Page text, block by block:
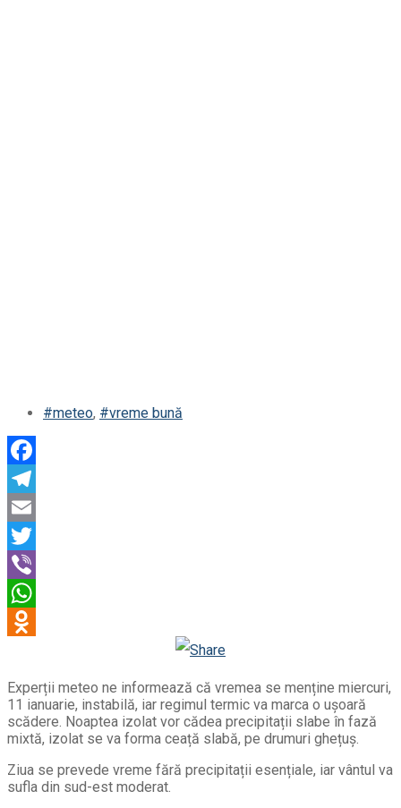
#meteo, #vreme bună
Odnoklassniki
Experții meteo ne informează că vremea se menține miercuri,
11 ianuarie, instabilă, iar regimul termic va marca o ușoară
scădere. Noaptea izolat vor cădea precipitații slabe în fază
mixtă, izolat se va forma ceață slabă, pe drumuri ghețuș.
Ziua se prevede vreme fără precipitații esențiale, iar vântul va
sufla din sud-est moderat.